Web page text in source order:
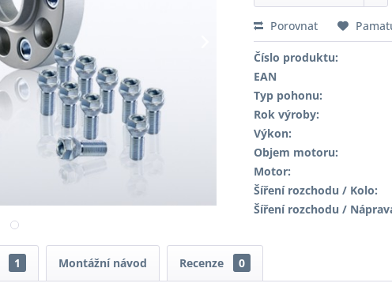
Porovnat
Číslo produktu:
EAN
Typ pohonu:
Rok výroby:
Výkon:
Objem motoru:
Motor:
Šíření rozchodu / Kolo:
Šíření rozchodu /
1 Montážní návod Recenze 0